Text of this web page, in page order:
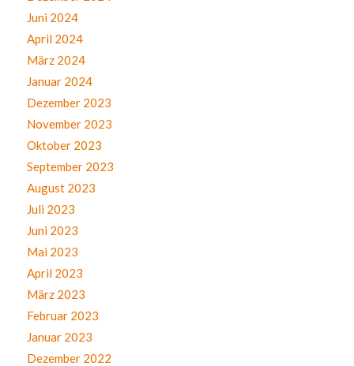
Juni 2024
April 2024
März 2024
Januar 2024
Dezember 2023
November 2023
Oktober 2023
September 2023
August 2023
Juli 2023
Juni 2023
Mai 2023
April 2023
März 2023
Februar 2023
Januar 2023
Dezember 2022